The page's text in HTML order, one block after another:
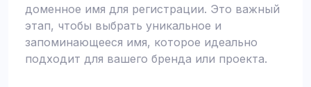
доменное имя для регистрации. Это важный
этап, чтобы выбрать уникальное и
запоминающееся имя, которое идеально
подходит для вашего бренда или проекта.